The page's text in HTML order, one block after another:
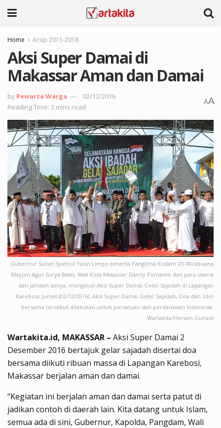
Home Arsip 2015-2018
Aksi Super Damai di
Makassar Aman dan Damai
by Pewarta Warga
02/12/2016
Reading Time: 3 mins read
AA
Gubernur Sulsel Syahrul Yasin Limpo beserta Panglima Kodam VII Wirabuana
Mayjen Agus Surya Bakti, Wali Kota Makassar Danny Pomanto dan para ulama
dan jamaah lainya, mengikuti Aksi Super Damai Gelar Sajadah di Lapangan
Karebosi, Jumat (02/12/2016). Aksi Super Damai Gelar Sajadah, Doa dan zikir
bersama tersebut dilakukan untuk persatuan dan perdamaian Indonesia.
Wartakita/Herwin Gunadi
Wartakita.id, MAKASSAR – Aksi Super Damai 2
Desember 2016 bertajuk gelar sajadah disertai doa
bersama diikuti ribuan massa di Lapangan Karebosi,
Makassar berjalan aman dan damai.
“Kegiatan ini berjalan aman dan damai serta patut di
jadikan contoh di daerah lain. Kita datang untuk Islam,
semua ada di sini, Gubernur, Kapolda, Pangdam, Wali